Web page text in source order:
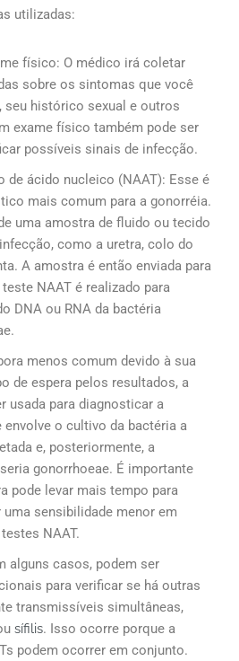
utilizadas:
físico: O médico irá coletar
sobre os sintomas que você
seu histórico sexual e outros
exame físico também pode ser
possíveis sinais de infecção.
de ácido nucleico (NAAT): Esse é
mais comum para a gonorréia.
uma amostra de fluido ou tecido
como a uretra, colo do
A amostra é então enviada para
NAAT é realizado para
DNA ou RNA da bactéria
menos comum devido à sua
de espera pelos resultados, a
usada para diagnosticar a
o cultivo da bactéria a
e, posteriormente, a
gonorrhoeae. É importante
pode levar mais tempo para
sensibilidade menor em
NAAT.
alguns casos, podem ser
para verificar se há outras
transmissíveis simultâneas,
sífilis. Isso ocorre porque a
podem ocorrer em conjunto.